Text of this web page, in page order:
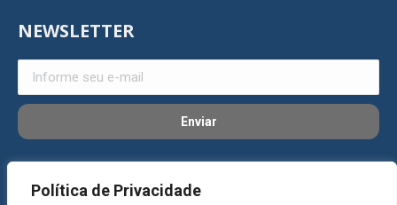
Política de Privacidade
NEWSLETTER
REDES SOCIAIS